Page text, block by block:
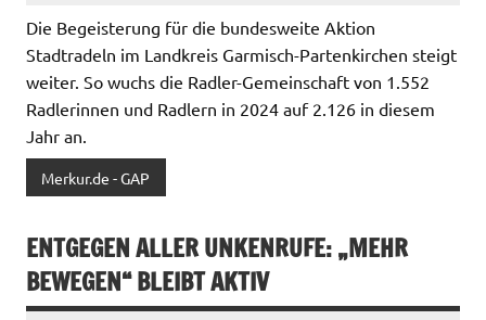
Die Begeisterung für die bundesweite Aktion
Stadtradeln im Landkreis Garmisch-Partenkirchen steigt
weiter. So wuchs die Radler-Gemeinschaft von 1.552
Radlerinnen und Radlern in 2024 auf 2.126 in diesem
Jahr an.
Merkur.de - GAP
ENTGEGEN ALLER UNKENRUFE: „MEHR
BEWEGEN“ BLEIBT AKTIV